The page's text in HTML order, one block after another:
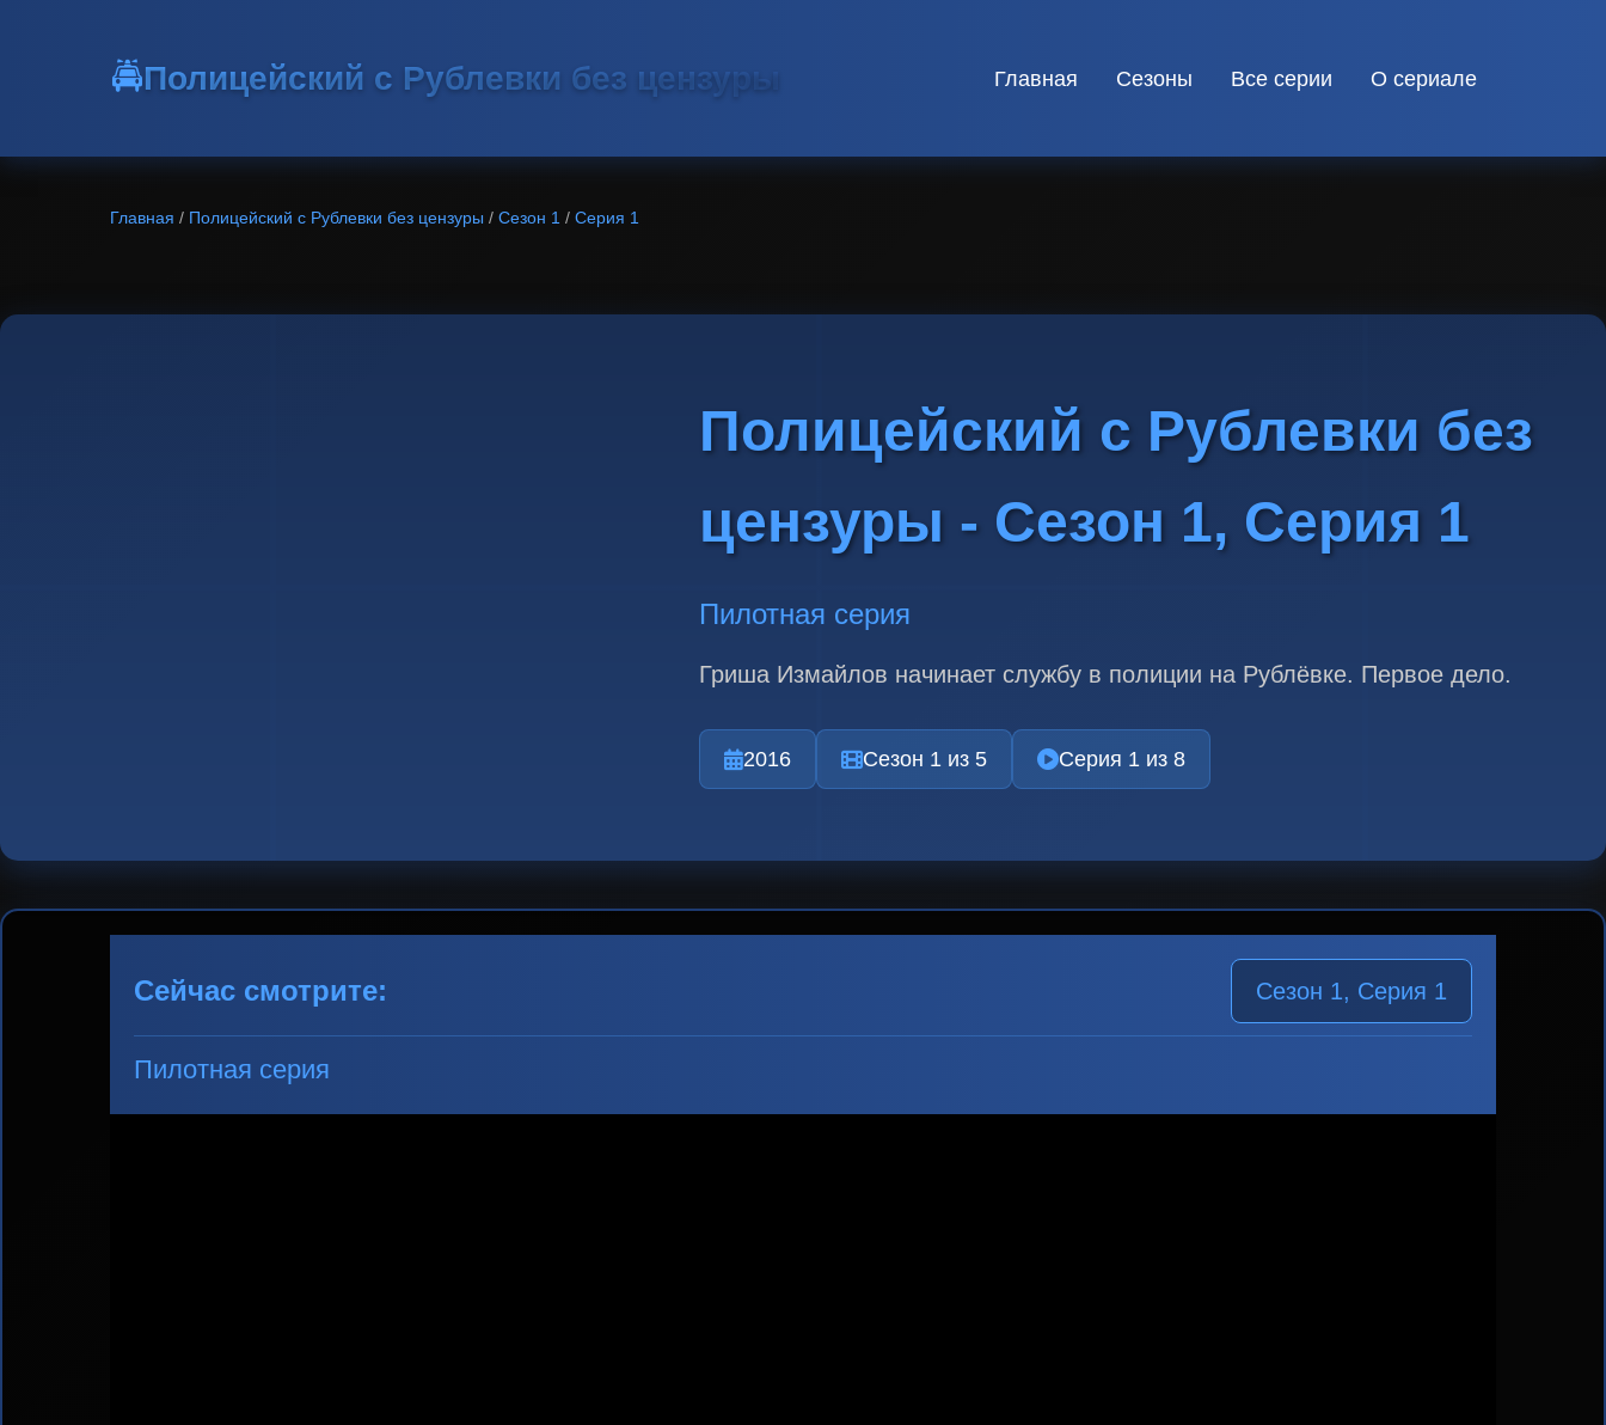
🚔Полицейский с Рублевки без цензуры Главная Сезоны Все серии О сериале
Главная / Полицейский с Рублевки без цензуры / Сезон 1 / Серия 1
Полицейский с Рублевки без
цензуры - Сезон 1, Серия 1
Пилотная серия
Гриша Измайлов начинает службу в полиции на Рублёвке. Первое дело.
2016 Сезон 1 из 5 Серия 1 из 8
Сейчас смотрите: Сезон 1, Серия 1
Пилотная серия